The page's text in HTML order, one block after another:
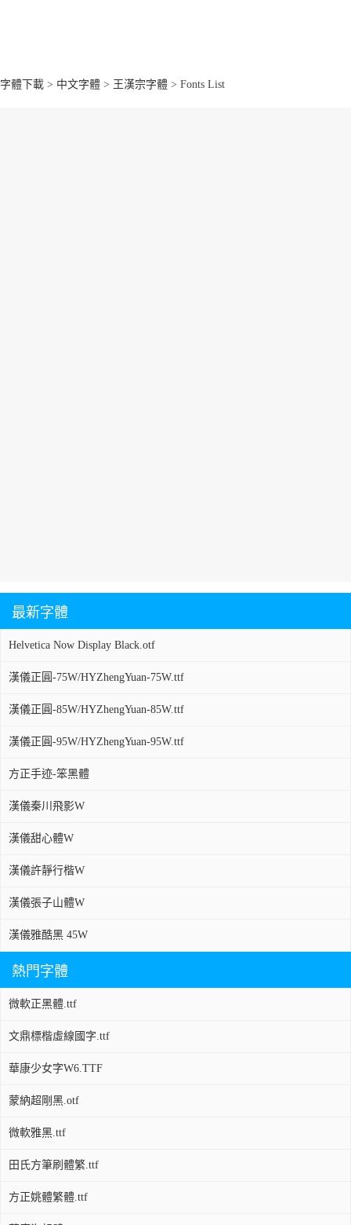
字體下載 > 中文字體 > 王漢宗字體 > Fonts List
最新字體
Helvetica Now Display Black.otf
漢儀正圓-75W/HYZhengYuan-75W.ttf
漢儀正圓-85W/HYZhengYuan-85W.ttf
漢儀正圓-95W/HYZhengYuan-95W.ttf
方正手迹-笨黑體
漢儀秦川飛影W
漢儀甜心體W
漢儀許靜行楷W
漢儀張子山體W
漢儀雅酷黑 45W
熱門字體
微軟正黑體.ttf
文鼎標楷虛線國字.ttf
華康少女字W6.TTF
蒙納超剛黑.otf
微軟雅黑.ttf
田氏方筆刷體繁.ttf
方正姚體繁體.ttf